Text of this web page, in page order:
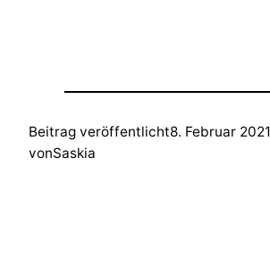
Beitrag veröffentlicht8. Februar 2021
vonSaskia